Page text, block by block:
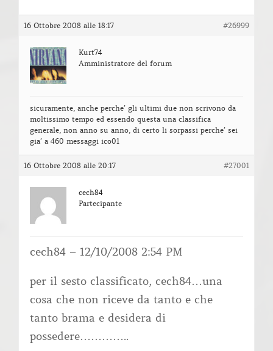
16 Ottobre 2008 alle 18:17 #26999
Kurt74
Amministratore del forum
sicuramente, anche perche’ gli ultimi due non scrivono da
moltissimo tempo ed essendo questa una classifica
generale, non anno su anno, di certo li sorpassi perche’ sei
gia’ a 460 messaggi ico01
16 Ottobre 2008 alle 20:17 #27001
cech84
Partecipante
cech84 – 12/10/2008 2:54 PM
per il sesto classificato, cech84…una
cosa che non riceve da tanto e che
tanto brama e desidera di
possedere…………..